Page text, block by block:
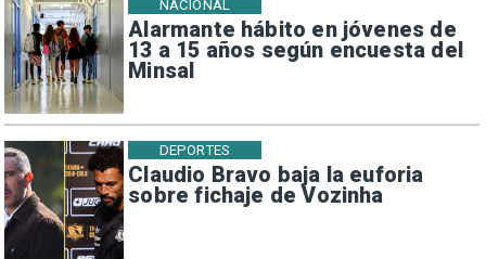
Alarmante hábito en jóvenes de
13 a 15 años según encuesta del
Minsal
NACIONAL
Claudio Bravo baja la euforia
sobre fichaje de Vozinha
DEPORTES